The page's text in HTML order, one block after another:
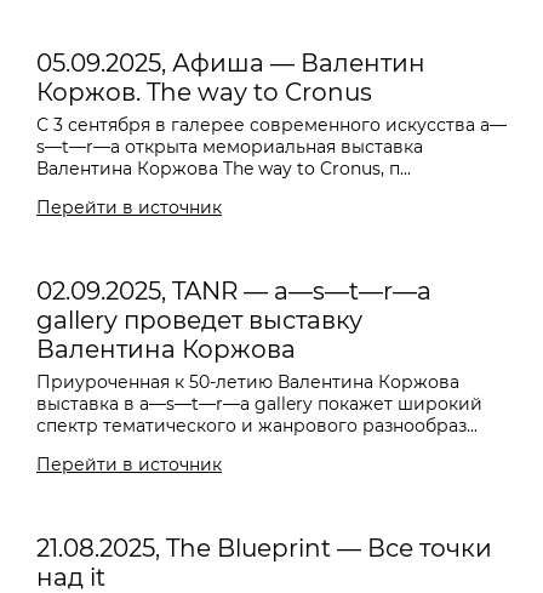
05.09.2025, Афиша — Валентин
Коржов. The way to Cronus
С 3 сентября в галерее современного искусства a—
s—t—r—a открыта мемориальная выставка
Валентина Коржова The way to Cronus, п...
Перейти в источник
02.09.2025, TANR — a—s—t—r—a
gallery проведет выставку
Валентина Коржова
Приуроченная к 50-летию Валентина Коржова
выставка в a—s—t—r—a gallery покажет широкий
спектр тематического и жанрового разнообраз...
Перейти в источник
21.08.2025, The Blueprint — Все точки
над it